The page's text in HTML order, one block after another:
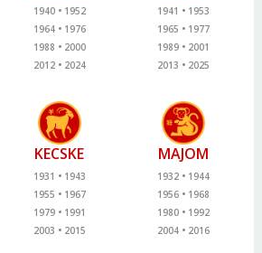
1940
1952
1964
1976
1988
2000
2012
2024
1941
1953
1965
1977
1989
2001
2013
2025
KECSKE
1931
1943
1955
1967
1979
1991
2003
2015
MAJOM
1932
1944
1956
1968
1980
1992
2004
2016